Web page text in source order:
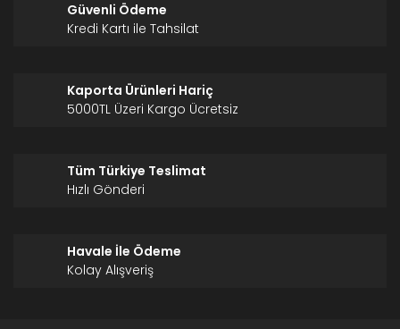
Güvenli Ödeme
Kredi Kartı ile Tahsilat
Kaporta Ürünleri Hariç
5000TL Üzeri Kargo Ücretsiz
Tüm Türkiye Teslimat
Hızlı Gönderi
Havale İle Ödeme
Kolay Alışveriş